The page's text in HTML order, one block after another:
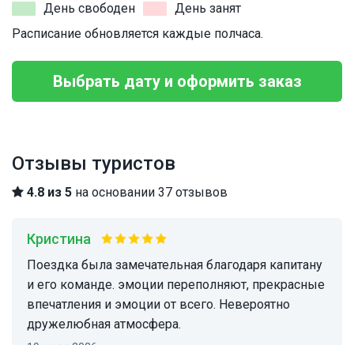
День свободен
День занят
Расписание обновляется каждые полчаса.
Выбрать дату и оформить заказ
Отзывы туристов
4.8 из 5 на основании 37 отзывов
Кристина
поездка была замечательная благодаря капитану
и его команде. эмоции переполняют, прекрасные
впечатления и эмоции от всего. Невероятно
дружелюбная атмосфера.